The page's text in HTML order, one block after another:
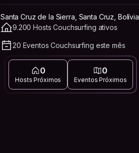
Santa Cruz de la Sierra, Santa Cruz, Bolívia
9.200 Hosts Couchsurfing ativos
20 Eventos Couchsurfing este mês
0
Hosts Próximos
0
Eventos Próximos